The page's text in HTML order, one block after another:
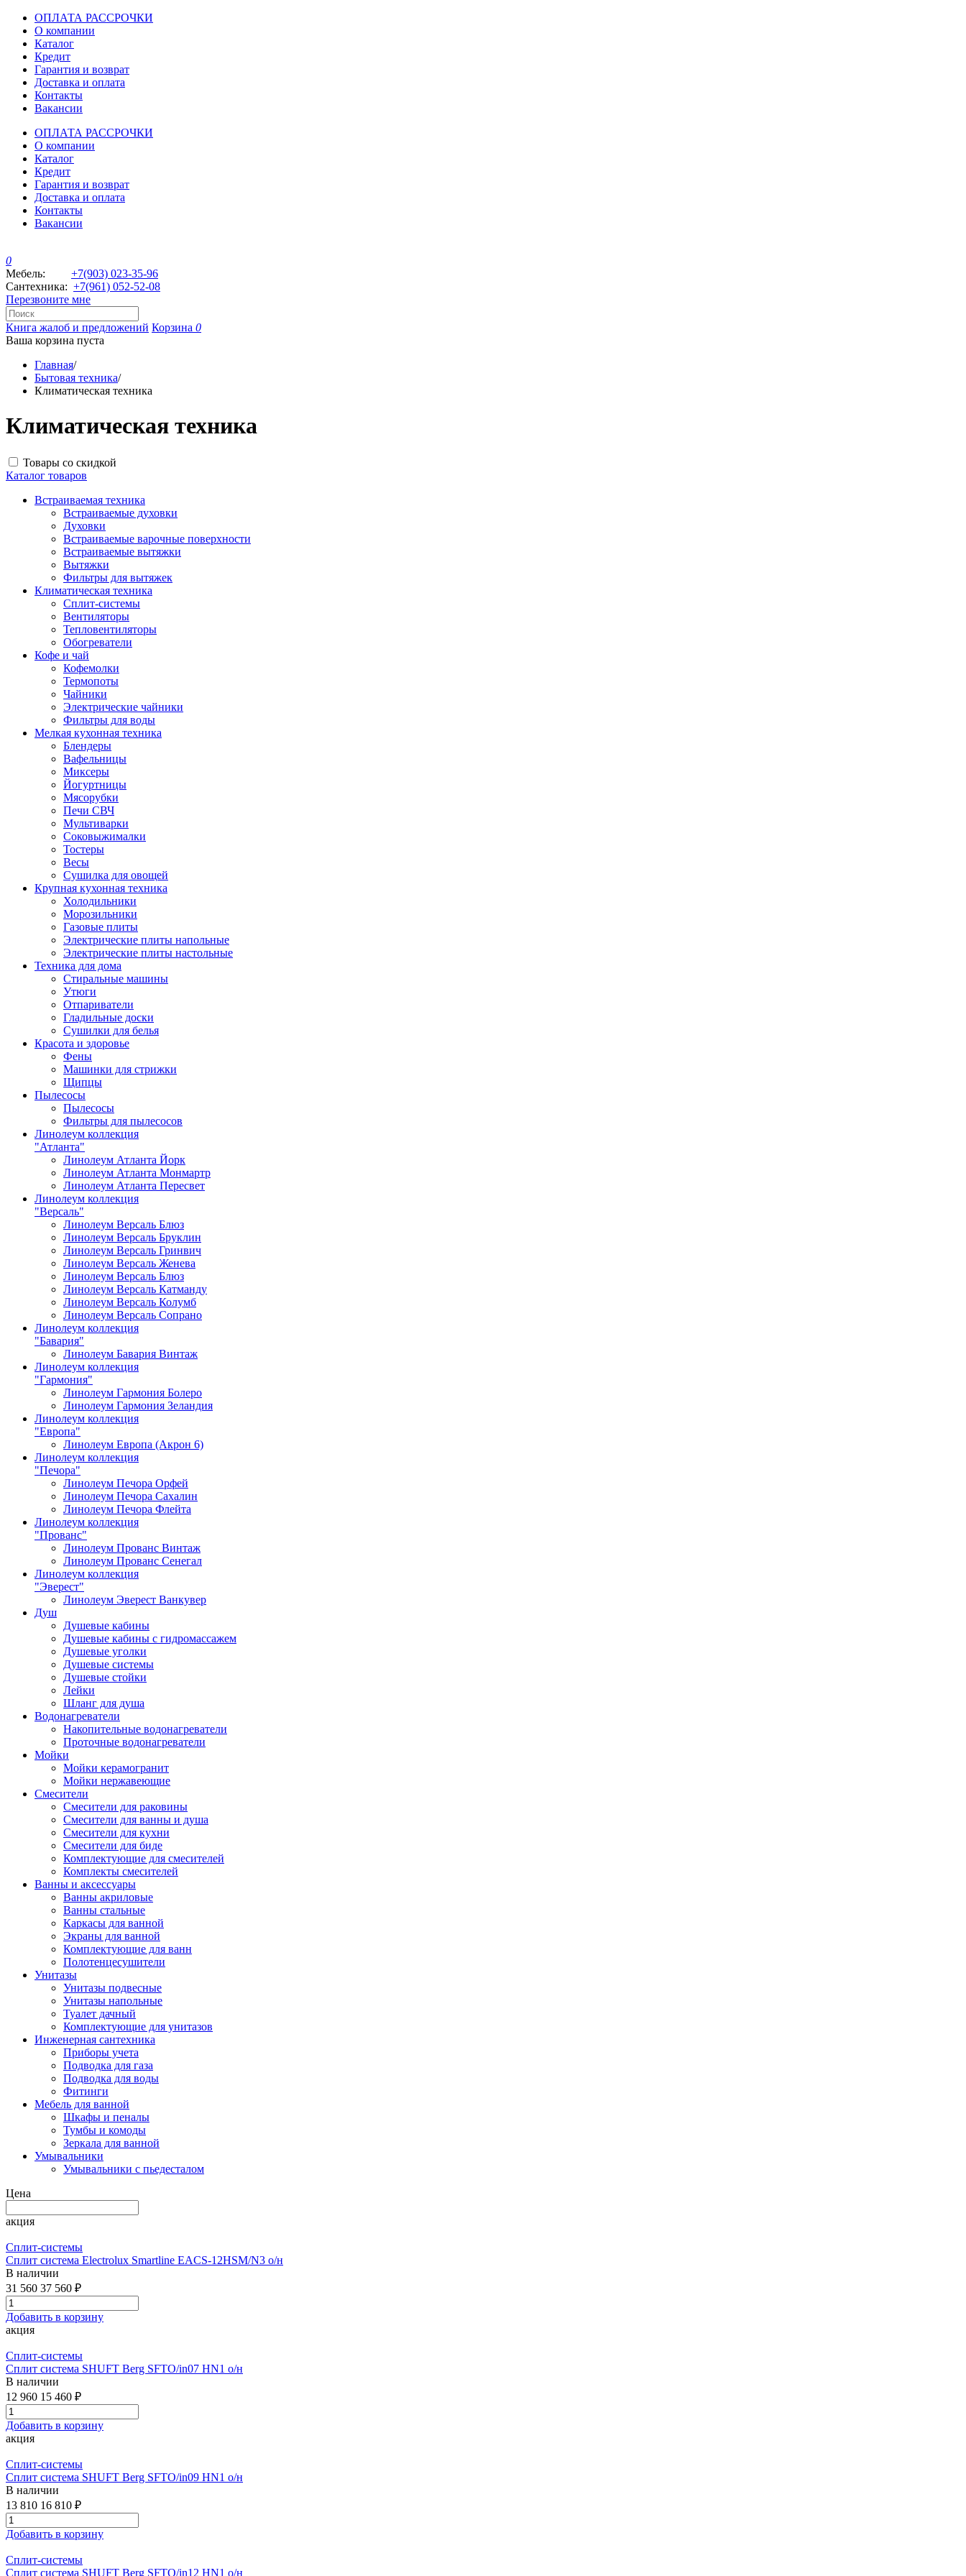
ОПЛАТА РАССРОЧКИ
О компании
Каталог
Кредит
Гарантия и возврат
Доставка и оплата
Контакты
Вакансии
ОПЛАТА РАССРОЧКИ
О компании
Каталог
Кредит
Гарантия и возврат
Доставка и оплата
Контакты
Вакансии
0
Мебель: +7(903) 023-35-96
Сантехника: +7(961) 052-52-08
Перезвоните мне
Книга жалоб и предложений Корзина 0
Ваша корзина пуста
Главная/
Бытовая техника/
Климатическая техника
Климатическая техника
Товары со скидкой
Каталог товаров
Встраиваемая техника
Встраиваемые духовки
Духовки
Встраиваемые варочные поверхности
Встраиваемые вытяжки
Вытяжки
Фильтры для вытяжек
Климатическая техника
Сплит-системы
Вентиляторы
Тепловентиляторы
Обогреватели
Кофе и чай
Кофемолки
Термопоты
Чайники
Электрические чайники
Фильтры для воды
Мелкая кухонная техника
Блендеры
Вафельницы
Миксеры
Йогуртницы
Мясорубки
Печи СВЧ
Мультиварки
Соковыжималки
Тостеры
Весы
Сушилка для овощей
Крупная кухонная техника
Холодильники
Морозильники
Газовые плиты
Электрические плиты напольные
Электрические плиты настольные
Техника для дома
Стиральные машины
Утюги
Отпариватели
Гладильные доски
Сушилки для белья
Красота и здоровье
Фены
Машинки для стрижки
Щипцы
Пылесосы
Пылесосы
Фильтры для пылесосов
Линолеум коллекция
"Атланта"
Линолеум Атланта Йорк
Линолеум Атланта Монмартр
Линолеум Атланта Пересвет
Линолеум коллекция
"Версаль"
Линолеум Версаль Блюз
Линолеум Версаль Бруклин
Линолеум Версаль Гринвич
Линолеум Версаль Женева
Линолеум Версаль Блюз
Линолеум Версаль Катманду
Линолеум Версаль Колумб
Линолеум Версаль Сопрано
Линолеум коллекция
"Бавария"
Линолеум Бавария Винтаж
Линолеум коллекция
"Гармония"
Линолеум Гармония Болеро
Линолеум Гармония Зеландия
Линолеум коллекция
"Европа"
Линолеум Европа (Акрон 6)
Линолеум коллекция
"Печора"
Линолеум Печора Орфей
Линолеум Печора Сахалин
Линолеум Печора Флейта
Линолеум коллекция
"Прованс"
Линолеум Прованс Винтаж
Линолеум Прованс Сенегал
Линолеум коллекция
"Эверест"
Линолеум Эверест Ванкувер
Душ
Душевые кабины
Душевые кабины с гидромассажем
Душевые уголки
Душевые системы
Душевые стойки
Лейки
Шланг для душа
Водонагреватели
Накопительные водонагреватели
Проточные водонагреватели
Мойки
Мойки керамогранит
Мойки нержавеющие
Смесители
Смесители для раковины
Смесители для ванны и душа
Смесители для кухни
Смесители для биде
Комплектующие для смесителей
Комплекты смесителей
Ванны и аксессуары
Ванны акриловые
Ванны стальные
Каркасы для ванной
Экраны для ванной
Комплектующие для ванн
Полотенцесушители
Унитазы
Унитазы подвесные
Унитазы напольные
Туалет дачный
Комплектующие для унитазов
Инженерная сантехника
Приборы учета
Подводка для газа
Подводка для воды
Фитинги
Мебель для ванной
Шкафы и пеналы
Тумбы и комоды
Зеркала для ванной
Умывальники
Умывальники с пьедесталом
Цена
акция
Сплит-системы
Сплит система Electrolux Smartline EACS-12HSM/N3 о/н
В наличии
31 560 37 560 ₽
Добавить в корзину
акция
Сплит-системы
Сплит система SHUFT Berg SFTO/in07 HN1 о/н
В наличии
12 960 15 460 ₽
Добавить в корзину
акция
Сплит-системы
Сплит система SHUFT Berg SFTO/in09 HN1 о/н
В наличии
13 810 16 810 ₽
Добавить в корзину
Сплит-системы
Сплит система SHUFT Berg SFTO/in12 HN1 о/н